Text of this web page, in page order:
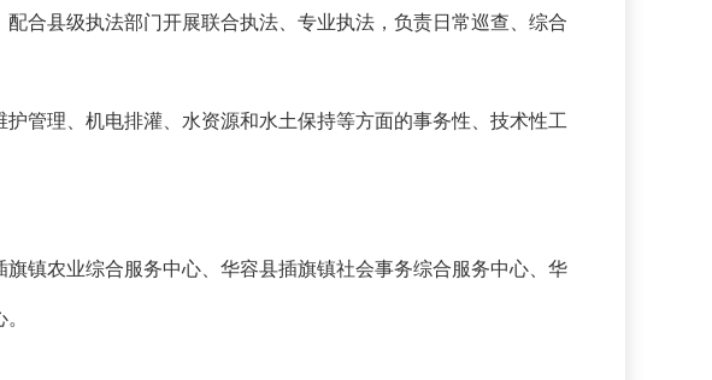
合县级执法部门开展联合执法、专业执法，负责日常巡查、综合
管理、机电排灌、水资源和水土保持等方面的事务性、技术性工
镇农业综合服务中心、华容县插旗镇社会事务综合服务中心、华